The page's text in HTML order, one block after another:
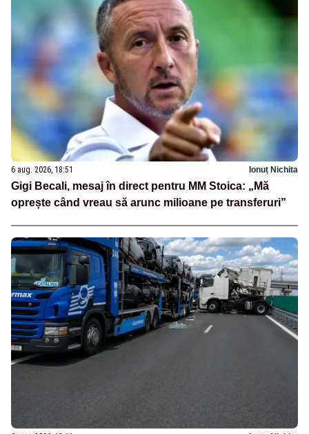
6 aug. 2026, 18:51 Ionuț Nichita
Gigi Becali, mesaj în direct pentru MM Stoica: „Mă
oprește când vreau să arunc milioane pe transferuri”